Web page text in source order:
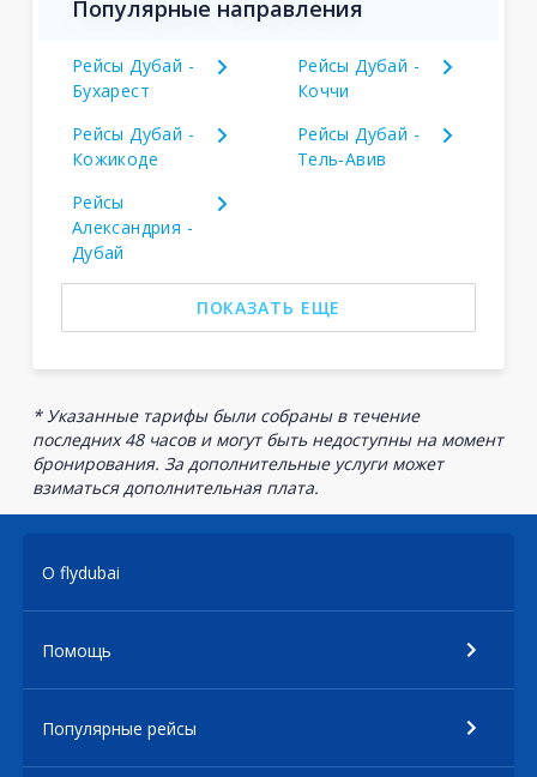
Популярные направления
Рейсы Дубай -
Бухарест
Рейсы Дубай -
Коччи
Рейсы Дубай -
Кожикоде
Рейсы Дубай -
Тель-Авив
Рейсы
Александрия -
Дубай
ПОКАЗАТЬ ЕЩЕ
* Указанные тарифы были собраны в течение
последних 48 часов и могут быть недоступны на момент
бронирования. За дополнительные услуги может
взиматься дополнительная плата.
О flydubai
Помощь
Популярные рейсы